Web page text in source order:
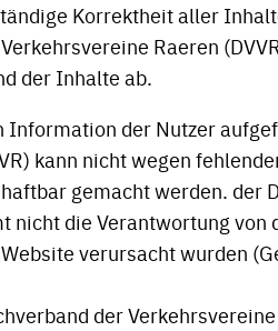
Korrektheit aller
Raeren
der Inhalte ab.
Information der Nutzer
kann nicht wegen
gemacht werden. der
nicht die Verantwortung von
verursacht wurden
der